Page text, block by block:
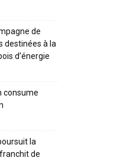
de
destinées à la
d’énergie
consume
la
de